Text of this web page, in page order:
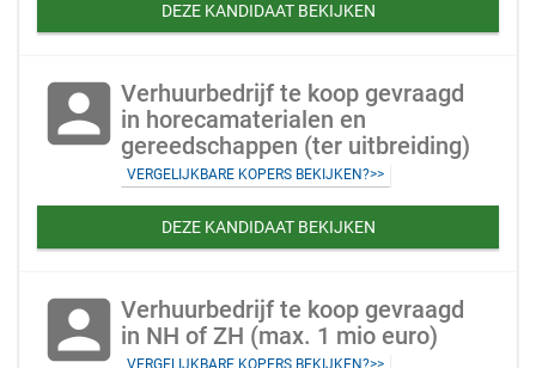
DEZE KANDIDAAT BEKIJKEN
account_box Verhuurbedrijf te koop gevraagd
in horecamaterialen en
gereedschappen (ter uitbreiding)
VERGELIJKBARE KOPERS BEKIJKEN?>>
DEZE KANDIDAAT BEKIJKEN
account_box Verhuurbedrijf te koop gevraagd
in NH of ZH (max. 1 mio euro)